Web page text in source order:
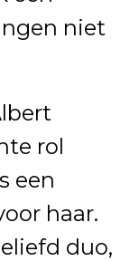
niet
rol
een
haar.
duo,